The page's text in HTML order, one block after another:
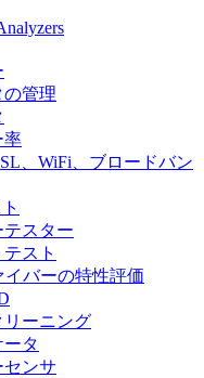
の管理
率
、WiFi、ブロードバン
スター
スト
イバーの特性評価
ーニング
タ
ンサ